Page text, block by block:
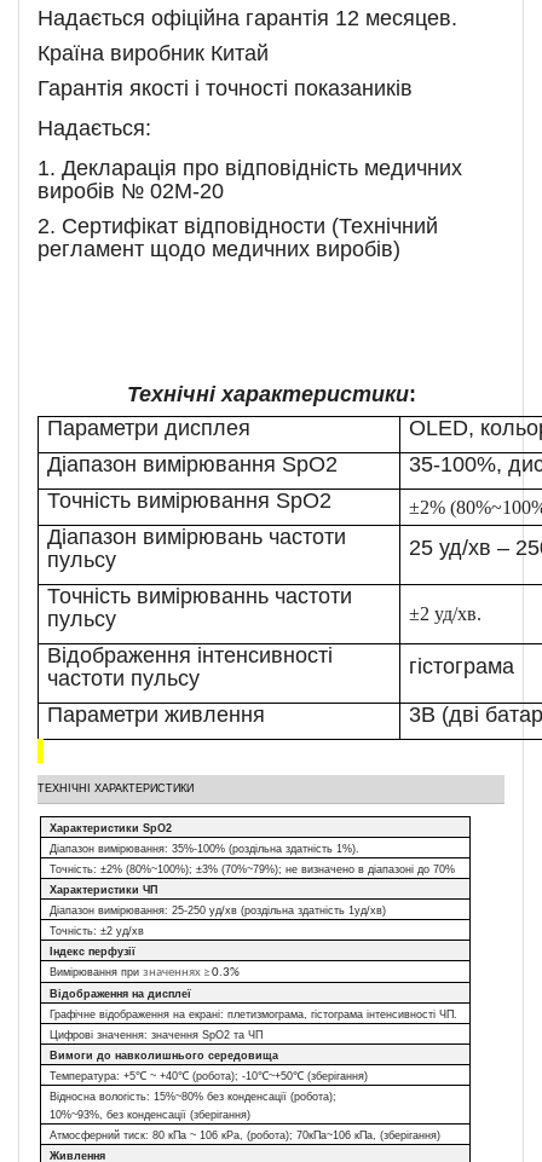
Надається офіційна гарантія 12 месяцев.
Країна виробник Китай
Гарантія якості і точності показаників
Надається:
1. Декларація про відповідність медичних
виробів № 02М-20
2. Сертифікат відповідности (Технічний
регламент щодо медичних виробів)
Технічні характеристики:
Параметри дисплея
OLED,
Діапазон вимірювання SpO2
35-100%,
Точність вимірювання SpO2 ±2%
Діапазон вимірювань частоти
пульсу
25 уд/хв –
Точність вимірюваннь частоти
пульсу
±2 уд/хв.
Відображення інтенсивності
частоти пульсу
гістограма
Параметри живлення
3В (дві
ТЕХНІЧНІ ХАРАКТЕРИСТИКИ
Характеристики SpO2
Діапазон вимірювання: 35%-100% (роздільна здатність1%).
Точність: ±2% (80%~100%); ±3% (70%~79%); не визначено в діапазоні до70%
Характеристики ЧП
Діапазон вимірювання: 25-250уд/хв(роздільна здатність1уд/хв)
Точність: ±2уд/хв
Індекс перфузії
Вимірювання при значеннях ≥0.3%
Відображення на дисплеї
Графічне відображення на екрані: плетизмограма, гістограма інтенсивності ЧП.
Цифрові значення: значення SpO2 та ЧП
Вимоги до навколишнього середовища
Температура: +5℃~ +40℃(робота); -10℃~+50℃(зберігання)
Відносна вологість: 15%~80% без конденсації (робота);
10%~93%, без конденсації (зберігання)
Атмосферний тиск: 80 кПа ~ 106 кPa, (робота); 70кПa~106 кПa, (зберігання)
Живлення